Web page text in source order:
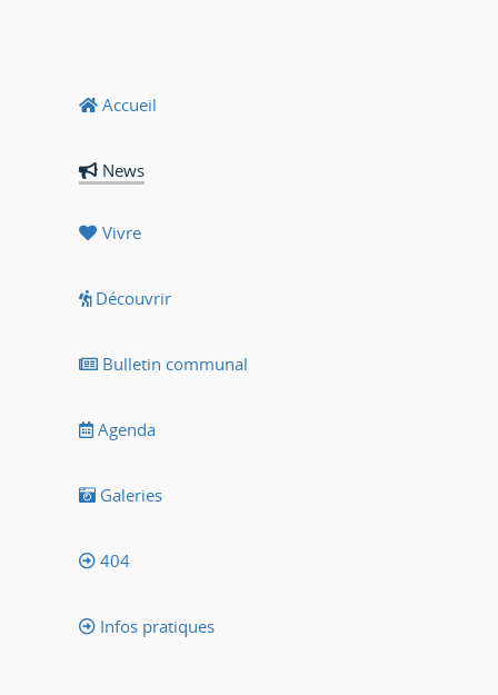
Accueil
News
Vivre
Découvrir
Bulletin communal
Agenda
Galeries
404
Infos pratiques